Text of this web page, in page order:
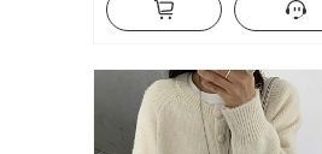
de outono e inverno Duplo Zíper
Cardigã Design Sentido Chapéu